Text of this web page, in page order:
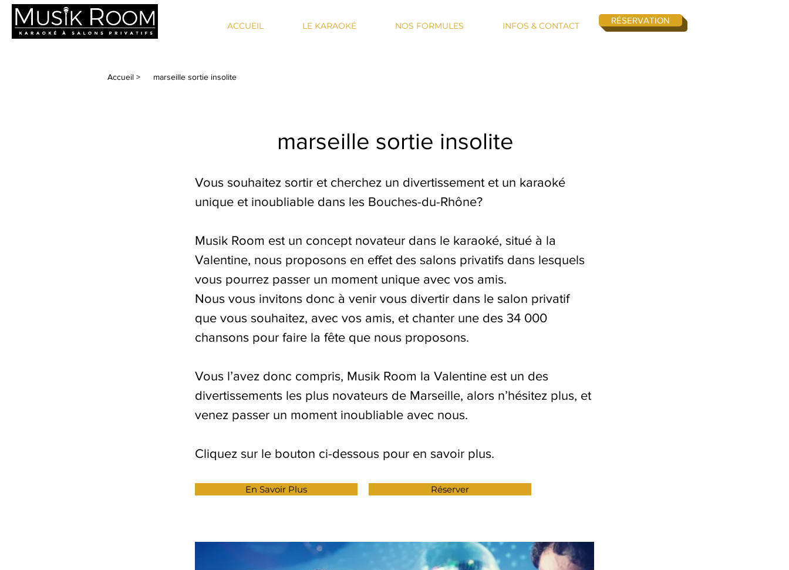
MARSEILLE - LA VALENTINE
ACCUEIL LE KARAOKÉ NOS FORMULES INFOS & CONTACT
RÉSERVATION
Accueil > marseille sortie insolite
marseille sortie insolite
Vous souhaitez sortir et cherchez un divertissement et un karaoké
unique et inoubliable dans les Bouches-du-Rhône?
Musik Room est un concept novateur dans le karaoké, situé à la
Valentine, nous proposons en effet des salons privatifs dans lesquels
vous pourrez passer un moment unique avec vos amis.
Nous vous invitons donc à venir vous divertir dans le salon privatif
que vous souhaitez, avec vos amis, et chanter une des 34 000
chansons pour faire la fête que nous proposons.
Vous l’avez donc compris, Musik Room la Valentine est un des
divertissements les plus novateurs de Marseille, alors n’hésitez plus, et
venez passer un moment inoubliable avec nous.
Cliquez sur le bouton ci-dessous pour en savoir plus.
En Savoir Plus Réserver